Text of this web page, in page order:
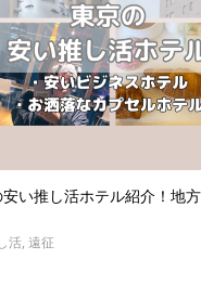
安い推し活ホテル紹介！地
活, 遠征